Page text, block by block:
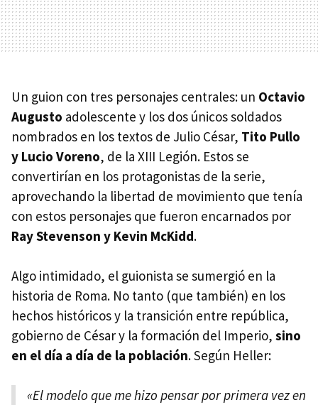
Un guion con tres personajes centrales: un Octavio
Augusto adolescente y los dos únicos soldados
nombrados en los textos de Julio César, Tito Pullo
y Lucio Voreno, de la XIII Legión. Estos se
convertirían en los protagonistas de la serie,
aprovechando la libertad de movimiento que tenía
con estos personajes que fueron encarnados por
Ray Stevenson y Kevin McKidd.
Algo intimidado, el guionista se sumergió en la
historia de Roma. No tanto (que también) en los
hechos históricos y la transición entre república,
gobierno de César y la formación del Imperio, sino
en el día a día de la población. Según Heller:
«El modelo que me hizo pensar por primera vez en